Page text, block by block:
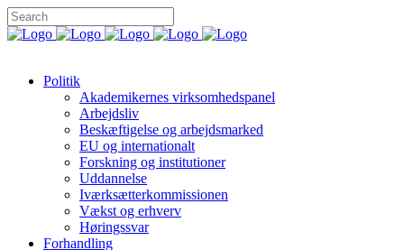
Politik
Akademikernes virksomhedspanel
Arbejdsliv
Beskæftigelse og arbejdsmarked
EU og internationalt
Forskning og institutioner
Uddannelse
Iværksætterkommissionen
Vækst og erhverv
Høringssvar
Forhandling